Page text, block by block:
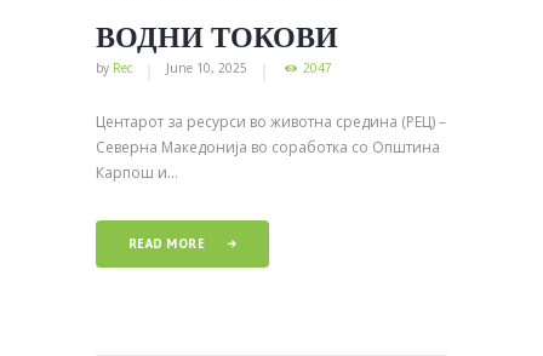
ВОДНИ ТОКОВИ
by Rec June 10, 2025 2047
Центарот за ресурси во животна средина (РЕЦ) –
Северна Македонија во соработка со Општина
Карпош и...
READ MORE